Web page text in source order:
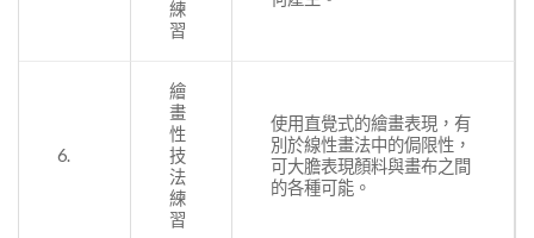
練
習
6.
繪
畫
性
技
法
練
習
使用直覺式的繪畫表現，有
別於線性畫法中的侷限性，
可大膽表現顏料與畫布之間
的各種可能。